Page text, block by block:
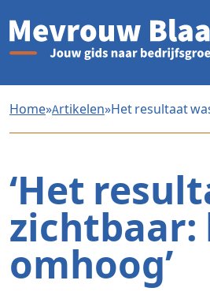
Home»Artikelen»Het resultaat
‘Het
zichtbaar:
omhoog’